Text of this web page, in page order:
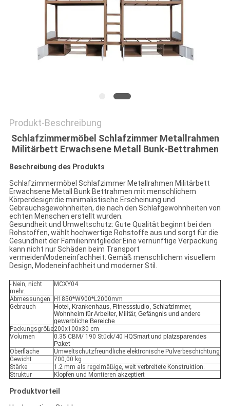
PRIVACY
POLICY
Produkt-Beschreibung
Schlafzimmermöbel Schlafzimmer Metallrahmen
Militärbett Erwachsene Metall Bunk-Bettrahmen
Beschreibung des Produkts
Schlafzimmermöbel Schlafzimmer Metallrahmen Militärbett
Erwachsene Metall Bunk Bettrahmen mit menschlichem
Körperdesign:die minimalistische Erscheinung und
Gebrauchsgewohnheiten, die nach den Schlafgewohnheiten von
echten Menschen erstellt wurden.
Gesundheit und Umweltschutz: Gute Qualität beginnt bei den
Rohstoffen, wählt hochwertige Rohstoffe aus und sorgt für die
Gesundheit der Familienmitglieder.Eine vernünftige Verpackung
kann nicht nur Schäden beim Transport
vermeidenModeneinfachheit: Gemäß menschlichem visuellem
Design, Modeneinfachheit und moderner Stil.
- Nein, nicht
mehr.
MCXY04
Abmessungen
H1850*W900*L2000mm
Gebrauch
Hotel, Krankenhaus, Fitnessstudio, Schlafzimmer,
Wohnheim für Arbeiter, Militär, Gefängnis und andere
gewerbliche Bereiche
Packungsgröße200x100x30 cm
Volumen
0.35 CBM/ 190 Stück/40 HQSmart und platzsparendes
Paket
Oberfläche
Umweltschutzfreundliche elektronische Pulverbeschichtung
Gewicht
700,00 kg
Stärke
1.2 mm als regelmäßige, weit verbreitete Konstruktion.
Struktur
Klopfen und Montieren akzeptiert
Produktvorteil